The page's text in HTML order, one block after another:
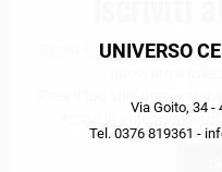
UNIVERSO
Via Goito, 34 -
Tel. 0376 819361 -
Ricevi subito il tuo
nuovi arrivi
scopri in anteprima le